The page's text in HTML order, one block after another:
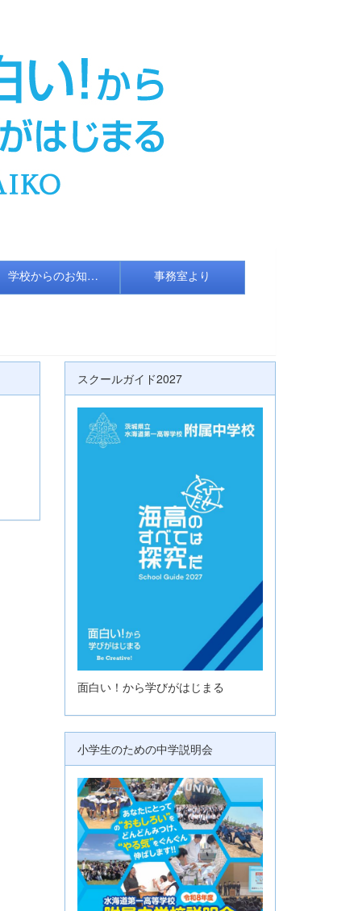
学校からのお知らせ 事務室より
スクールガイド2027
面白い！から学びがはじまる
小学生のための中学説明会